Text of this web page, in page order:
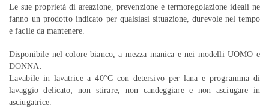
Le sue proprietà di areazione, prevenzione e termoregolazione ideali ne
fanno un prodotto indicato per qualsiasi situazione, durevole nel tempo
e facile da mantenere.
Disponibile nel colore bianco, a mezza manica e nei modelli UOMO e
DONNA.
Lavabile in lavatrice a 40°C con detersivo per lana e programma di
lavaggio delicato; non stirare, non candeggiare e non asciugare in
asciugatrice.